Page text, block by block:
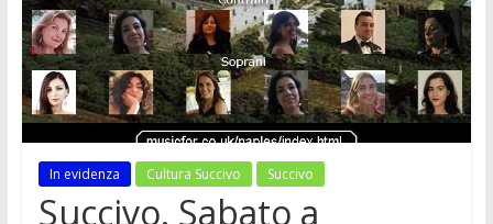
In evidenza Cultura Succivo Succivo
Succivo. Sabato a